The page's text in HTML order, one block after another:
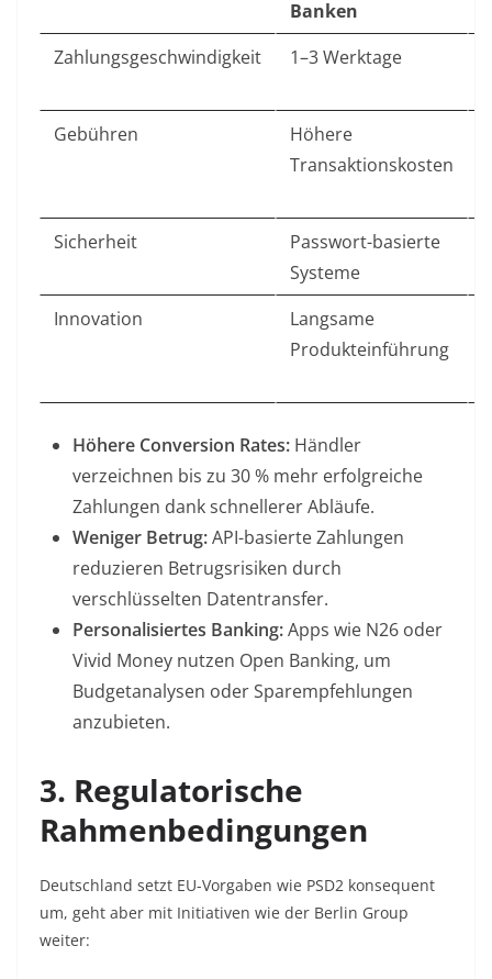
Banken
Zahlungsgeschwindigkeit 1–3 Werktage
Gebühren
Höhere
Transaktionskosten
Sicherheit
Passwort-basierte
Systeme
Innovation
Langsame
Produkteinführung
Höhere Conversion Rates: Händler
verzeichnen bis zu 30 % mehr erfolgreiche
Zahlungen dank schnellerer Abläufe.
Weniger Betrug:API-basierte Zahlungen
reduzieren Betrugsrisiken durch
verschlüsselten Datentransfer.
Personalisiertes Banking:Apps wie N26 oder
Vivid Money nutzen Open Banking, um
Budgetanalysen oder Sparempfehlungen
anzubieten.
3. Regulatorische
Rahmenbedingungen
Deutschland setzt EU-Vorgaben wie PSD2 konsequent
um, geht aber mit Initiativen wie der Berlin Group
weiter: